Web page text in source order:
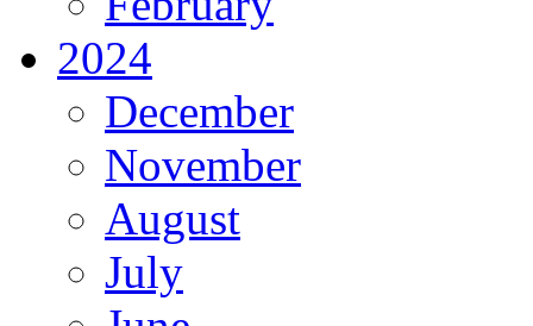
2024
December
November
August
July